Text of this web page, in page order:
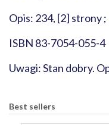
Opis: 234, [2] strony ;
ISBN 83-7054-055-4
Uwagi: Stan dobry.
Best sellers